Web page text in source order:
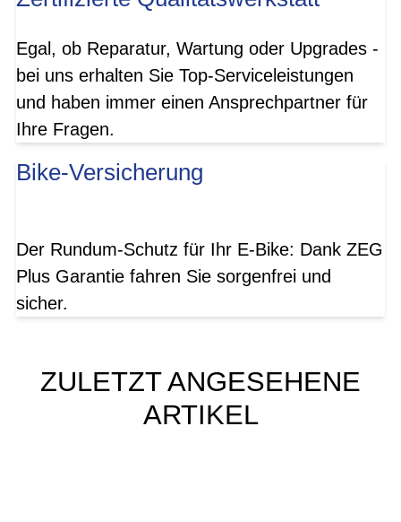
Egal, ob Reparatur, Wartung oder Upgrades -
bei uns erhalten Sie Top-Serviceleistungen
und haben immer einen Ansprechpartner für
Ihre Fragen.
Bike-Versicherung
Der Rundum-Schutz für Ihr E-Bike: Dank ZEG
Plus Garantie fahren Sie sorgenfrei und
sicher.
ZULETZT ANGESEHENE
ARTIKEL